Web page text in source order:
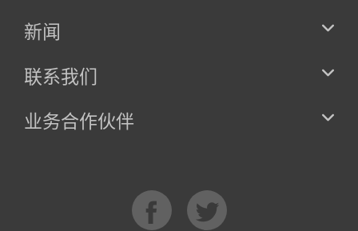
新闻
联系我们
业务合作伙伴